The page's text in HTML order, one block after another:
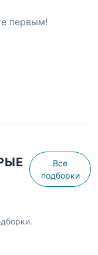
первым!
Все
подборки